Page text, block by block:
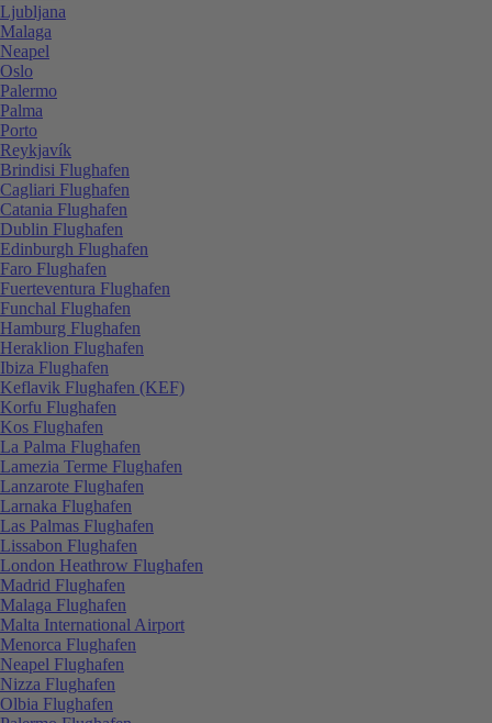
Ljubljana
Malaga
Neapel
Oslo
Palermo
Palma
Porto
Reykjavík
Brindisi Flughafen
Cagliari Flughafen
Catania Flughafen
Dublin Flughafen
Edinburgh Flughafen
Faro Flughafen
Fuerteventura Flughafen
Funchal Flughafen
Hamburg Flughafen
Heraklion Flughafen
Ibiza Flughafen
Keflavik Flughafen (KEF)
Korfu Flughafen
Kos Flughafen
La Palma Flughafen
Lamezia Terme Flughafen
Lanzarote Flughafen
Larnaka Flughafen
Las Palmas Flughafen
Lissabon Flughafen
London Heathrow Flughafen
Madrid Flughafen
Malaga Flughafen
Malta International Airport
Menorca Flughafen
Neapel Flughafen
Nizza Flughafen
Olbia Flughafen